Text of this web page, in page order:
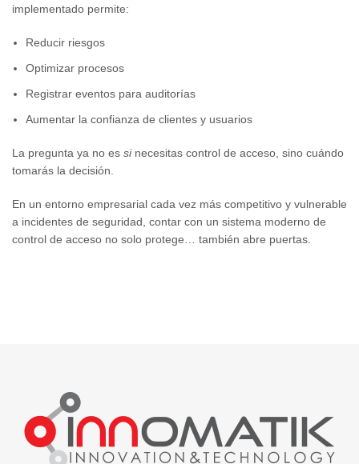
implementado permite:
Reducir riesgos
Optimizar procesos
Registrar eventos para auditorías
Aumentar la confianza de clientes y usuarios
La pregunta ya no es sinecesitas control de acceso, sino cuándo
tomarás la decisión.
En un entorno empresarial cada vez más competitivo y vulnerable
a incidentes de seguridad, contar con un sistema moderno de
control de acceso no solo protege… también abre puertas.